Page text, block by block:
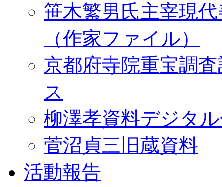
笹木繁男氏主宰現
（作家ファイル）
京都府寺院重宝調
ス
柳澤孝資料デジタ
菅沼貞三旧蔵資料
活動報告